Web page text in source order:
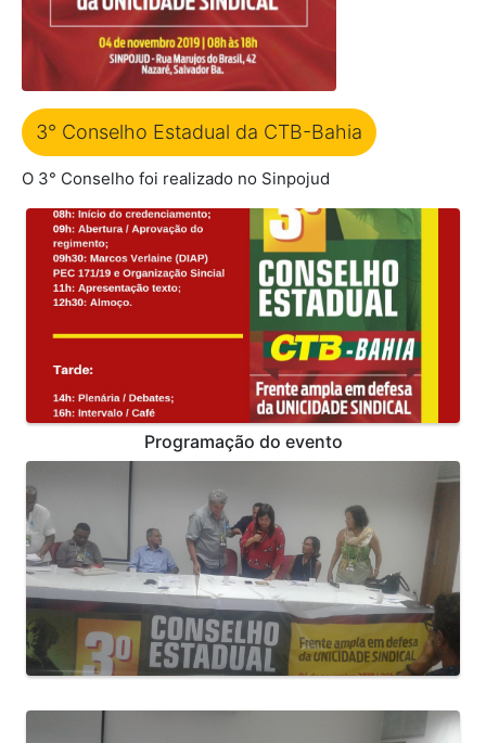
3° Conselho Estadual da CTB-Bahia
O 3° Conselho foi realizado no Sinpojud
Programação do evento